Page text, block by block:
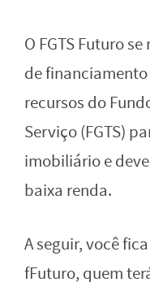
O FGTS Futuro
de
recursos do
Serviço (FGTS)
imobiliário e
baixa renda.
A seguir, você
fFuturo, quem